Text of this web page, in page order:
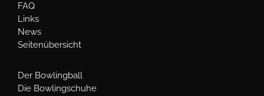
FAQ
Links
News
Seitenübersicht
Der Bowlingball
Die Bowlingschuhe